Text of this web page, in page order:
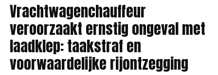
Vrachtwagenchauffeur
veroorzaakt ernstig ongeval met
laadklep: taakstraf en
voorwaardelijke rijontzegging